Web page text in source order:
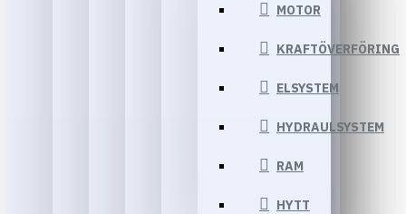
MOTOR
KRAFTÖVERFÖRING
ELSYSTEM
HYDRAULSYSTEM
RAM
HYTT